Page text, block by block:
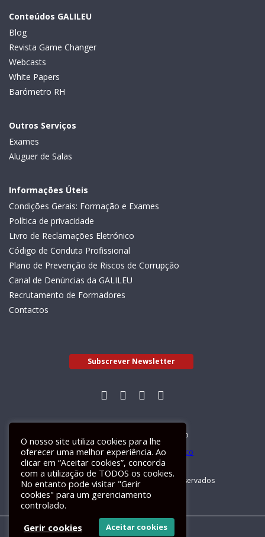
Conteúdos GALILEU
Blog
Revista Game Changer
Webcasts
White Papers
Barómetro RH
Outros Serviços
Exames
Aluguer de Salas
Informações Úteis
Condições Gerais: Formação e Exames
Política de privacidade
Livro de Reclamações Eletrónico
Código de Conduta Profissional
Plano de Prevenção de Riscos de Corrupção
Canal de Denúncias da GALILEU
Recrutamento de Formadores
Contactos
Subscrever Newsletter
Livro de Reclamações Electrónico
GALILEU 2026 © Todos os direitos reservados
O nosso site utiliza cookies para lhe
oferecer uma melhor experiência. Ao
clicar em “Aceitar cookies”, concorda
com a utilização de TODOS os cookies.
No entanto pode visitar "Gerir
cookies" para um gerenciamento
controlado.
Gerir cookies
Aceitar cookies